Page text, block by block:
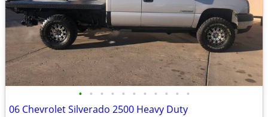
• • • • • • • • • • •
06 Chevrolet Silverado 2500 Heavy Duty